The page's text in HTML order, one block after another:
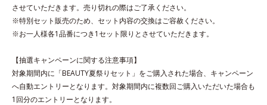
させていただきます。売り切れの際はご了承ください。
※特別セット販売のため、セット内容の交換はご容赦ください。
※お一人様各1品番につき1セット限りとさせていただきます。
【抽選キャンペーンに関する注意事項】
対象期間内に「BEAUTY夏祭りセット」をご購入された場合、キャンペーン
へ自動エントリーとなります。対象期間内に複数回ご購入いただいた場合も
1回分のエントリーとなります。